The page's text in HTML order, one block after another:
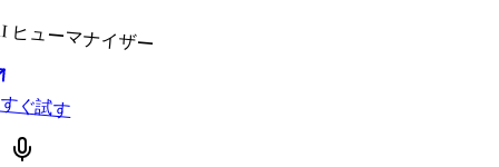
ヒューマナイザー
ぐ試す